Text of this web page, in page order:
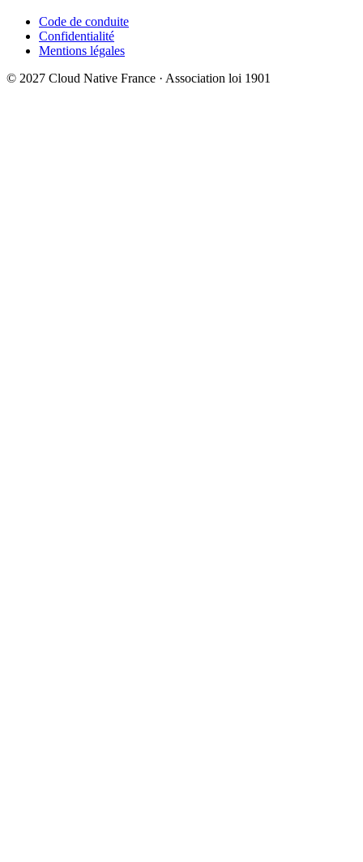
Code de conduite
Confidentialité
Mentions légales
© 2027 Cloud Native France · Association loi 1901